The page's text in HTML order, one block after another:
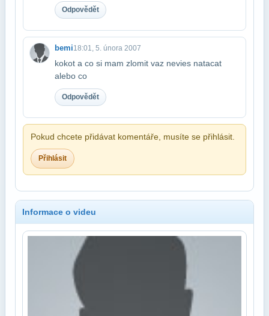
Odpovědět
bemi18:01, 5. února 2007
kokot a co si mam zlomit vaz nevies natacat
alebo co
Odpovědět
Pokud chcete přidávat komentáře, musíte se přihlásit.
Přihlásit
Informace o videu